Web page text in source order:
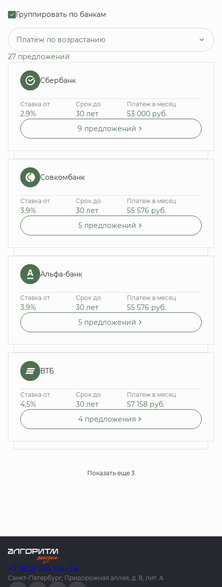
Группировать по банкам
Платёж по возрастанию
27 предложений
Сбербанк
Ставка от
2.9%
Срок до
30 лет
Платеж в месяц
53 000 руб.
9 предложений
Совкомбанк
Ставка от
3.9%
Срок до
30 лет
Платеж в месяц
55 576 руб.
5 предложений
Альфа-банк
Ставка от
3.9%
Срок до
30 лет
Платеж в месяц
55 576 руб.
5 предложений
ВТБ
Ставка от
4.5%
Срок до
30 лет
Платеж в месяц
57 158 руб.
4 предложения
Показать еще 3
+7 (812) 214-04-94
Санкт-Петербург, Придорожная аллея, д. 8, лит. А